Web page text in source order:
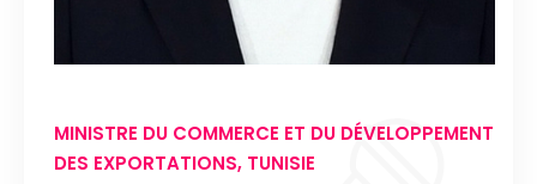
MINISTRE DU COMMERCE ET DU DÉVELOPPEMENT
DES EXPORTATIONS, TUNISIE